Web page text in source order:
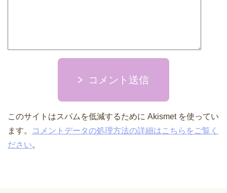
コメント送信
このサイトはスパムを低減するために Akismet を使ってい
ます。
コメントデータの処理方法の詳細はこちらをご覧く
ださい。